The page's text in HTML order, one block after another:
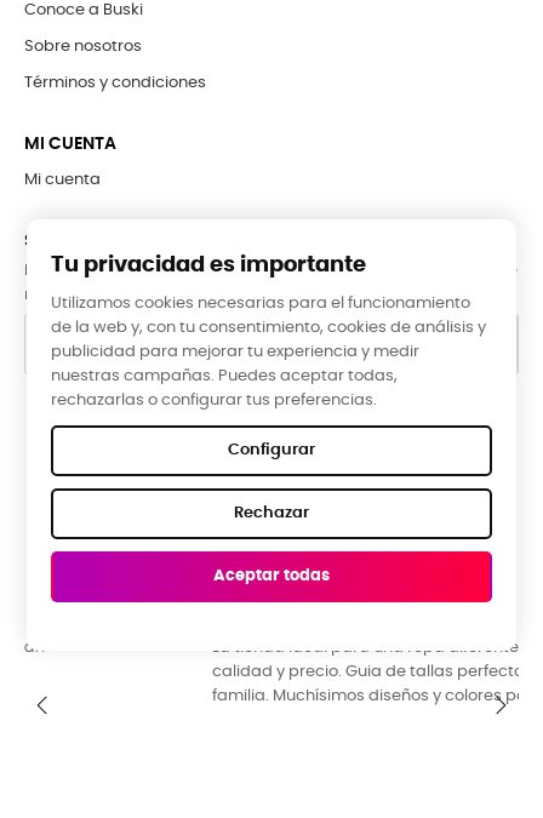
Conoce a Buski
Sobre nosotros
Términos y condiciones
MI CUENTA
Mi cuenta
SUBCRÍBETE A LA NEWSLETTER
Puede darse de baja en cualquier momento. Para ello, consulte
nuestra información de contacto en el aviso legal.
Google Reviews
★★★★★
Raquel Campos, hace 3 meses
La tienda ideal para una ropa diferente y original. Buena
calidad y precio. Guia de tallas perfecta. Ideal para toda la
familia. Muchísimos diseños y colores para escoger.
Tu privacidad es importante
Utilizamos cookies necesarias para el funcionamiento
de la web y, con tu consentimiento, cookies de análisis y
publicidad para mejorar tu experiencia y medir
nuestras campañas. Puedes aceptar todas,
rechazarlas o configurar tus preferencias.
Configurar
Rechazar
Aceptar todas